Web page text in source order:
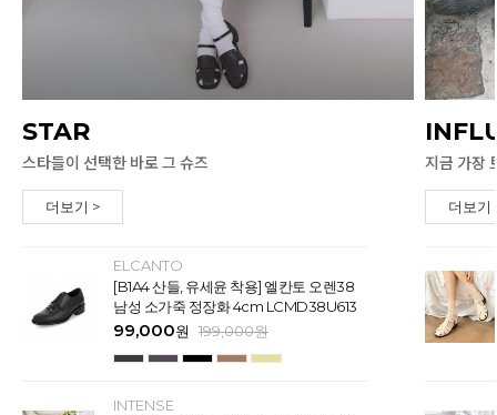
STAR
스타들이 선택한 바로 그 슈즈
더보기 >
ELCANTO
[B1A4 산들, 유세윤 착용] 엘칸토 오렌38
남성 소가죽 정장화 4cm LCMD38U613
99,000원 199,000원
INTENSE
지금 가장
더보기